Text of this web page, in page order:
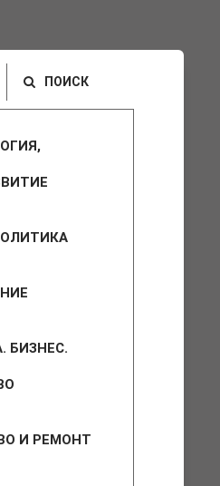
ПОИСК
БИЗНЕС.
И РЕМОНТ